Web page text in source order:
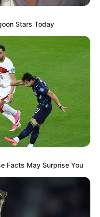
soeur. Preuve
et Alex
un
voir grandir leur
deMariés au
fois. Et cela
déjà d’avoir
est prêts l’un
enfants, encore
Stars Today
Facts May Surprise You